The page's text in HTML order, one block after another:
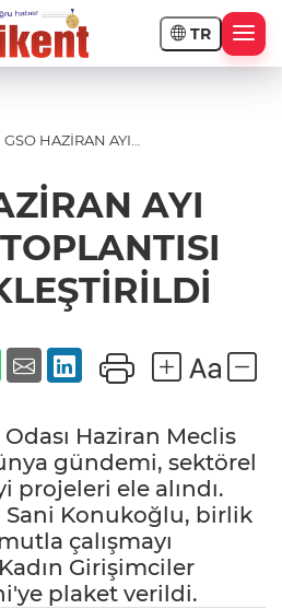
TR
GSO HAZİRAN AYI
GERÇEKLEŞTİRİLDİ AYI
Haziran Meclis
gündemi, sektörel
projeleri ele alındı.
Sani Konukoğlu, birlik
çalışmayı
Girişimciler
plaket verildi.